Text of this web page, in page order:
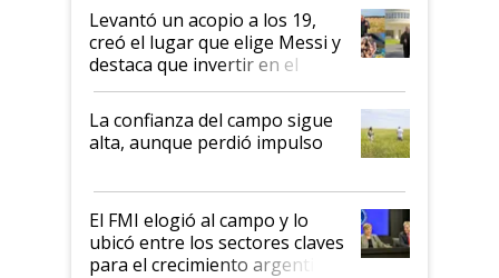
Levantó un acopio a los 19,
creó el lugar que elige Messi y
destaca que invertir en el
kirchnerismo era como "darle
plata a un hijo para droga":
Juan Félix Rossetti, el libertario
que de una dura crisis salió
de Milei
La confianza del campo sigue
alta, aunque perdió impulso
El FMI elogió al campo y lo
ubicó entre los sectores claves
para el crecimiento argentino